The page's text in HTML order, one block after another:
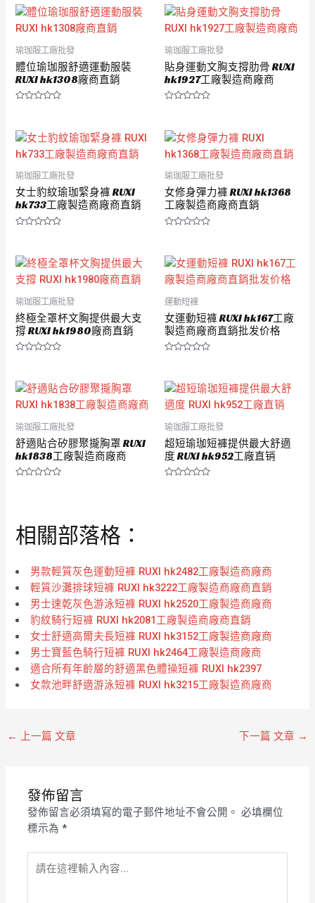
分
5
分
5
瑜珈服工廠批發
體位瑜珈服舒適運動服裝
RUXI hk1308廠商直銷
滿
分
5
瑜珈服工廠批發
貼身運動文胸支撐肋骨 RUXI
hk1927工廠製造商廠商
滿
分
5
瑜珈服工廠批發
女士豹紋瑜珈緊身褲 RUXI
hk733工廠製造商廠商直銷
滿
分
5
瑜珈服工廠批發
女修身彈力褲 RUXI hk1368
工廠製造商廠商直銷
滿
分
5
瑜珈服工廠批發
終極全罩杯文胸提供最大支
撐 RUXI hk1980廠商直銷
滿
分
5
運動短褲
女運動短褲 RUXI hk167工廠
製造商廠商直銷批发价格
滿
分
5
瑜珈服工廠批發
舒適貼合矽膠聚攏胸罩 RUXI
hk1838工廠製造商廠商
5
瑜珈服工廠批發
超短瑜珈短褲提供最大舒適
度 RUXI hk952工廠直销
相關部落格：
男款輕質灰色運動短褲 RUXI hk2482工廠製造商廠商
輕質沙灘排球短褲 RUXI hk3222工廠製造商廠商直銷
男士速乾灰色游泳短褲 RUXI hk2520工廠製造商廠商
豹紋騎行短褲 RUXI hk2081工廠製造商廠商直銷
女士舒適高爾夫長短褲 RUXI hk3152工廠製造商廠商
男士寶藍色騎行短褲 RUXI hk2464工廠製造商廠商
適合所有年齡層的舒適黑色體操短褲 RUXI hk2397
女款池畔舒適游泳短褲 RUXI hk3215工廠製造商廠商
← 上一篇 文章 下一篇 文章 →
發佈留言
發佈留言必須填寫的電子郵件地址不會公開。 必填欄位
標示為*
在